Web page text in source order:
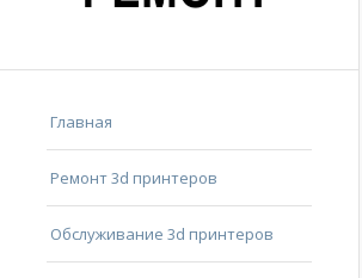
Главная
Ремонт 3d принтеров
Обслуживание 3d принтеров